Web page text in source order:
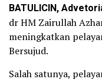
BATULICIN,
dr HM Zairullah
meningkatkan
Bersujud.
Salah satunya,